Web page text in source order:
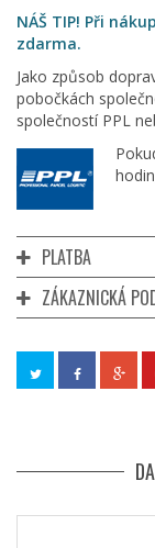
NÁŠ TIP! Při
zdarma.
Jako způsob
pobočkách
společností PPL
PLATBA
ZÁKAZNICKÁ